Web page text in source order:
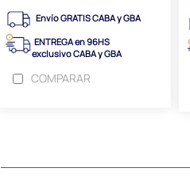
Envío GRATIS CABA y GBA
ENTREGA en 96HS
exclusivo CABA y GBA
COMPARAR